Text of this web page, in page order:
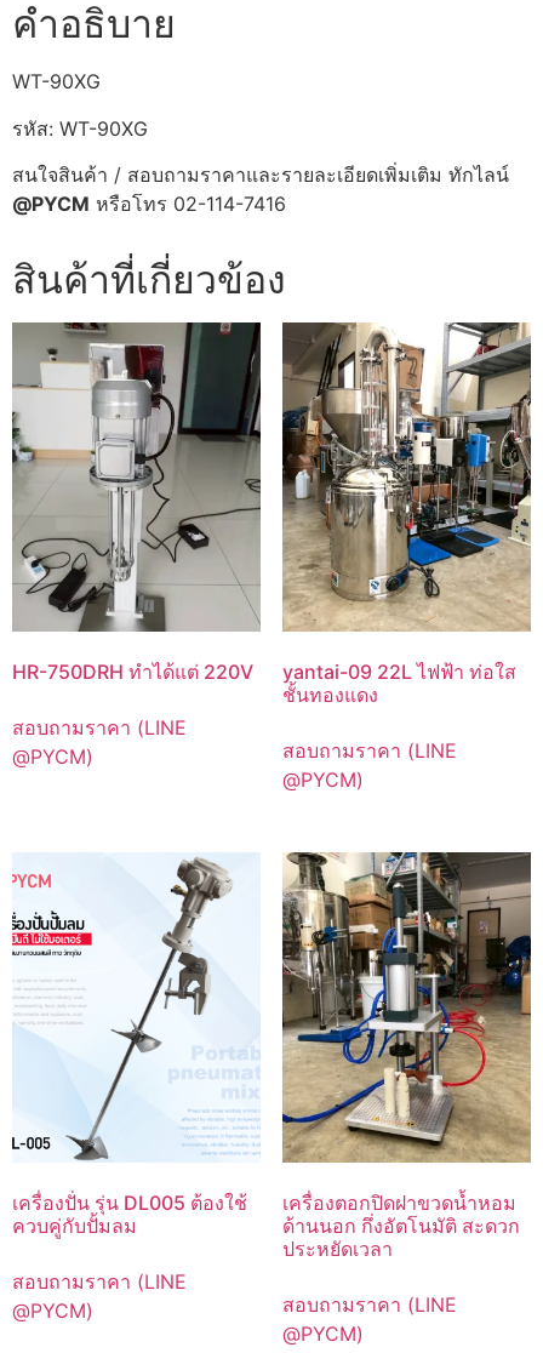
คำอธิบาย
WT-90XG
รหัส: WT-90XG
สนใจสินค้า / สอบถามราคาและรายละเอียดเพิ่มเติม ทักไลน์
@PYCM หรือโทร 02-114-7416
สินค้าที่เกี่ยวข้อง
HR-750DRH ทำได้แต่ 220V
สอบถามราคา (LINE
@PYCM)
yantai-09 22L ไฟฟ้า ท่อใส
ชั้นทองแดง
สอบถามราคา (LINE
@PYCM)
เครื่องปั่น รุ่น DL005 ต้องใช้
ควบคู่กับปั้มลม
สอบถามราคา (LINE
@PYCM)
เครื่องตอกปิดฝาขวดน้ำหอม
ด้านนอก กึ่งอัตโนมัติ สะดวก
ประหยัดเวลา
สอบถามราคา (LINE
@PYCM)